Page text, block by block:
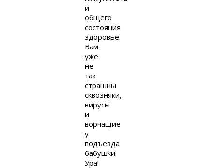
и
общего
состояния
здоровье.
Вам
уже
не
так
страшны
сквозняки,
вирусы
и
ворчащие
у
подъезда
бабушки.
Ура!